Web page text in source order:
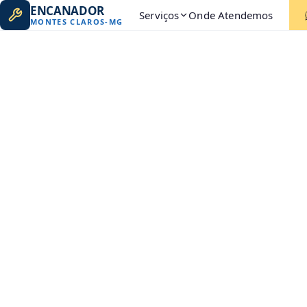
ENCANADOR
MONTES CLAROS- MG Serviços Onde Atendemos